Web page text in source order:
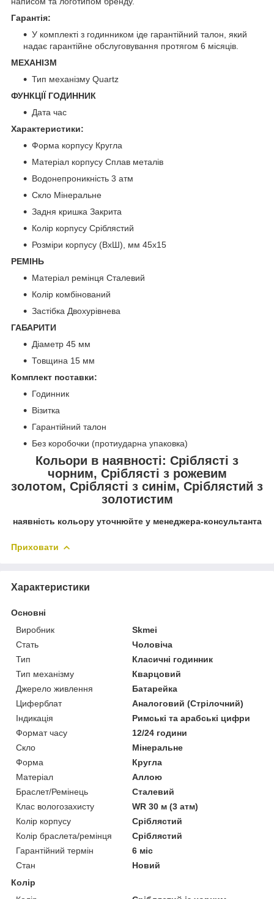
Гарантія:
У комплекті з годинником іде гарантійний талон, який
надає гарантійне обслуговування протягом 6 місяців.
МЕХАНІЗМ
Тип механізму Quartz
ФУНКЦІЇ ГОДИННИК
Дата час
Характеристики:
Форма корпусу Кругла
Матеріал корпусу Сплав металів
Водонепроникність 3 атм
Скло Мінеральне
Задня кришка Закрита
Колір корпусу Сріблястий
Розміри корпусу (ВхШ), мм 45х15
РЕМІНЬ
Матеріал ремінця Сталевий
Колір комбінований
Застібка Двохурівнева
ГАБАРИТИ
Діаметр 45 мм
Товщина 15 мм
Комплект поставки:
Годинник
Візитка
Гарантійний талон
Без коробочки (протиударна упаковка)
Кольори в наявності: Сріблясті з
чорним, Сріблясті з рожевим
золотом, Сріблясті з синім, Сріблястий з
золотистим
наявність кольору уточнюйте у менеджера-консультанта
Приховати
Характеристики
Основні
Виробник
Skmei
Стать
Чоловіча
Тип
Класичні годинник
Тип механізму
Кварцовий
Джерело живлення
Батарейка
Циферблат
Аналоговий (Стрілочний)
Індикація
Римські та арабські цифри
Формат часу
12/24 години
Скло
Мінеральне
Форма
Кругла
Матеріал
Аллою
Браслет/Ремінець
Сталевий
Клас вологозахисту
WR 30 м (3 атм)
Колір корпусу
Сріблястий
Колір браслета/ремінця
Сріблястий
Гарантійний термін
6 міс
Стан
Новий
Колір